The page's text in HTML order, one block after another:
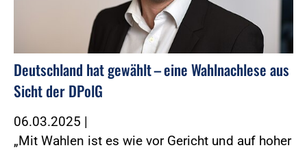
Deutschland hat gewählt – eine Wahlnachlese aus
Sicht der DPolG
06.03.2025 |
„Mit Wahlen ist es wie vor Gericht und auf hoher